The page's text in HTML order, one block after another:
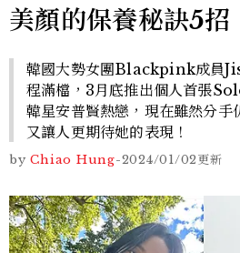
美顏的保養秘訣5招
韓國大勢女團Blackpink成員
程滿檔，3月底推出個人首張
韓星安普賢熱戀，現在雖然分
又讓人更期待她的表現！
by Chiao Hung-2024/01/02更新